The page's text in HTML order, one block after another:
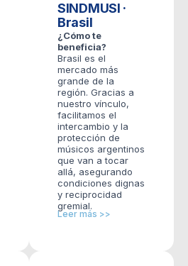
SINDMUSI ·
Brasil
¿Cómo te
beneficia?
Brasil es el
mercado más
grande de la
región. Gracias a
nuestro vínculo,
facilitamos el
intercambio y la
protección de
músicos argentinos
que van a tocar
allá, asegurando
condiciones dignas
y reciprocidad
gremial.
Leer más >>